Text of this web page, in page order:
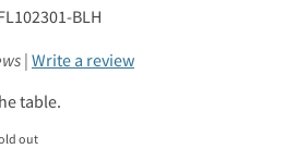
BLH
| Write a review
table.
out